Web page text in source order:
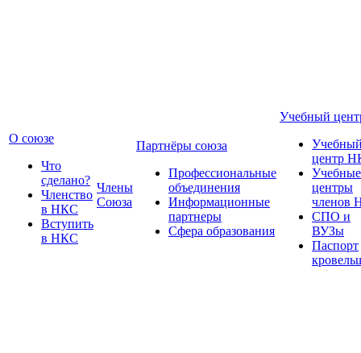
О союзе
Что
сделано?
Членство
в НКС
Вступить
в НКС
Члены
Союза
Партнёры союза
Профессиональные
объединения
Информационные
партнеры
Сфера образования
Учебный
центр
Учебные
центры
членов
СПО и
ВУЗы
Паспорт